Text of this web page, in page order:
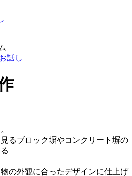
話し
るブロック塀やコンクリート塀の
の外観に合ったデザインに仕上げ